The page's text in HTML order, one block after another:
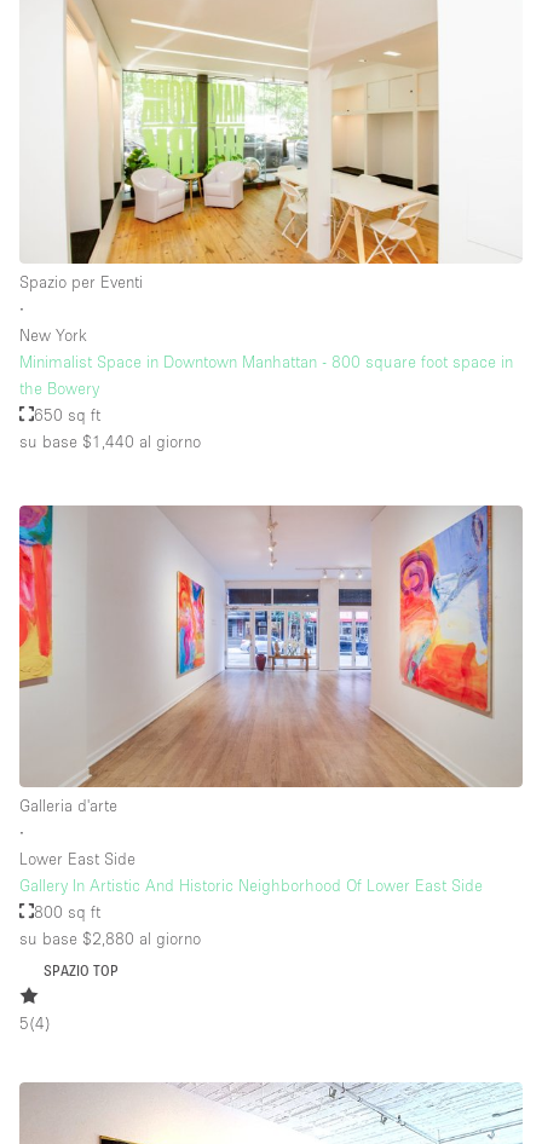
Spazio per Eventi
∙
New York
Minimalist Space in Downtown Manhattan - 800 square foot space in
the Bowery
650 sq ft
su base $1,440 al giorno
Galleria d'arte
∙
Lower East Side
Gallery In Artistic And Historic Neighborhood Of Lower East Side
800 sq ft
su base $2,880 al giorno
SPAZIO TOP
5(4)